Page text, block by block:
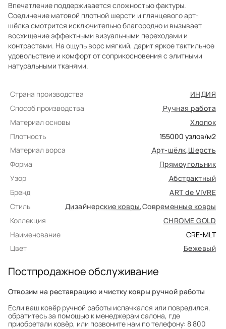
Впечатление поддерживается сложностью фактуры.
Соединение матовой плотной шерсти и глянцевого арт-
шёлка смотрится исключительно благородно и вызывает
восхищение эффектными визуальными переходами и
контрастами. На ощупь ворс мягкий, дарит яркое тактильное
удовольствие и комфорт от соприкосновения с элитными
натуральными тканями.
Страна производства
ИНДИЯ
Способ производства
Ручная работа
Материал основы
Хлопок
Плотность
155000 узлов/м2
Материал ворса
Арт-шёлк,Шерсть
Форма
Прямоугольник
Узор
Абстрактный
Бренд
ART de VIVRE
Стиль
Дизайнерские ковры,Современные ковры
Коллекция
CHROME GOLD
Наименование
CRE-MLT
Цвет
Бежевый
Постпродажное обслуживание
Отвозим на реставрацию и чистку ковры ручной работы
Если ваш ковёр ручной работы испачкался или повредился,
обратитесь за помощью к менеджерам салона, где
приобретали ковёр, или позвоните нам по телефону: 8 800